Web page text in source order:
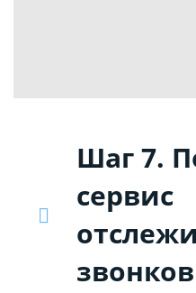
Шаг 7.
сервис